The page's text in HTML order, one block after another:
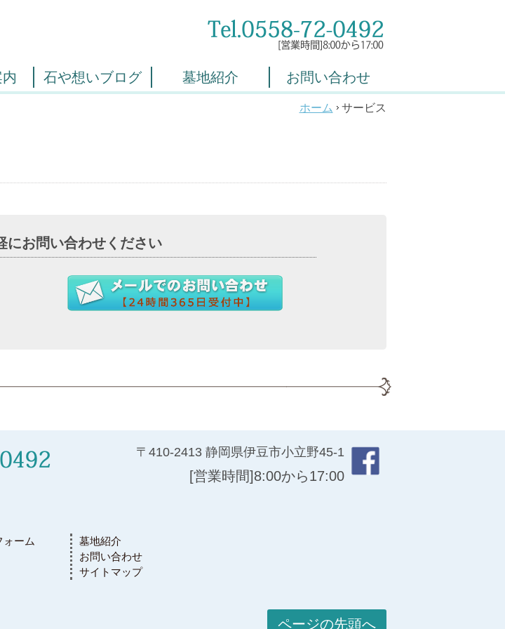
石や想いブログ 墓地紹介 お問い合わせ
ホーム サービス
にお問い合わせください
〒410-2413 静岡県伊豆市小立野45-1
[営業時間]8:00から17:00
ォーム
墓地紹介
お問い合わせ
サイトマップ
ページの先頭へ